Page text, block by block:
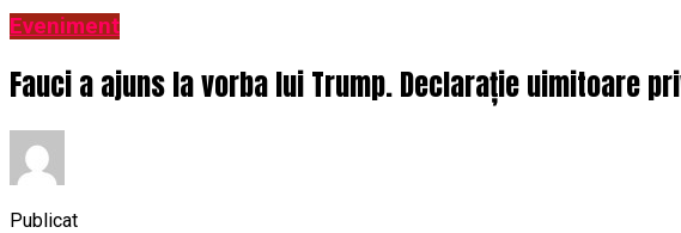
Eveniment
Fauci a ajuns la vorba lui Trump. Declarație uimitoare
Publicat